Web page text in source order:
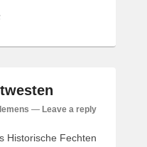
— Leave a reply
Historische Fechten